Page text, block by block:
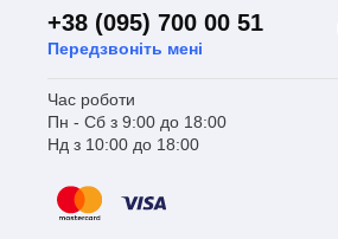
+38 (095) 700 00 51
Передзвоніть мені
Час роботи
Пн - Сб з 9:00 до 18:00
Нд з 10:00 до 18:00